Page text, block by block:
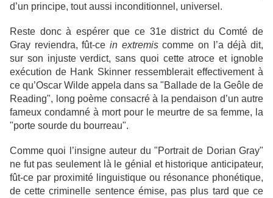
d’un principe, tout aussi inconditionnel, universel.
Reste donc à espérer que ce 31e district du Comté de
Gray reviendra, fût-ce in extremiscomme on l’a déjà dit,
sur son injuste verdict, sans quoi cette atroce et ignoble
exécution de Hank Skinner ressemblerait effectivement à
ce qu’Oscar Wilde appela dans sa "Ballade de la Geôle de
Reading", long poème consacré à la pendaison d’un autre
fameux condamné à mort pour le meurtre de sa femme, la
"porte sourde du bourreau".
Comme quoi l’insigne auteur du "Portrait de Dorian Gray"
ne fut pas seulement là le génial et historique anticipateur,
fût-ce par proximité linguistique ou résonance phonétique,
de cette criminelle sentence émise, pas plus tard que ce